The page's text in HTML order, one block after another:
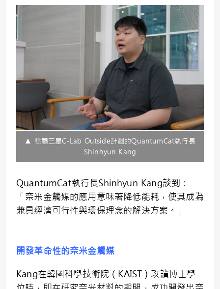
▲ 隸屬三星C-Lab Outside計劃的QuantumCat執行長
Shinhyun Kang
QuantumCat執行長Shinhyun Kang談到：
「奈米金觸媒的應用意味著降低能耗，使其成為
兼具經濟可行性與環保理念的解決方案。」
開發革命性的奈米金觸媒
Kang在韓國科學技術院（KAIST）攻讀博士學